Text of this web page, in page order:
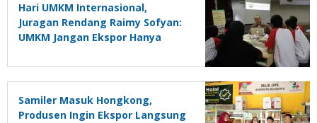
Hari UMKM Internasional,
Juragan Rendang Raimy Sofyan:
UMKM Jangan Ekspor Hanya
Samiler Masuk Hongkong,
Produsen Ingin Ekspor Langsung